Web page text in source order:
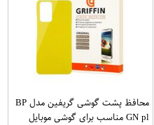
محافظ پشت گوشی گریفین مدل BP
GN pl مناسب برای گوشی موبایل